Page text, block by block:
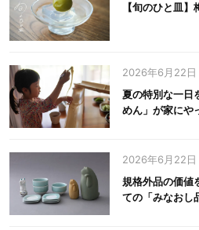
【旬のひと皿
2026年6月22日
夏の特別な一日
めん」が家にや
2026年6月22日
規格外品の価値
ての「みなおし